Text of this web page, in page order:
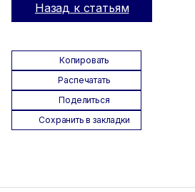
Назад к статьям
Копировать
Распечатать
Поделиться
Сохранить в закладки